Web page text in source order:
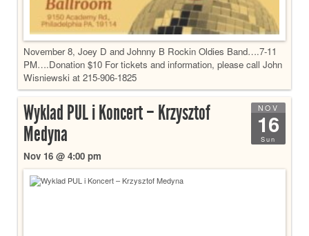
November 8, Joey D and Johnny B Rockin Oldies Band….7-11
PM….Donation $10 For tickets and information, please call John
Wisniewski at 215-906-1825
NOV
16
Sun
Wyklad PUL i Koncert – Krzysztof
Medyna
Nov 16 @ 4:00 pm